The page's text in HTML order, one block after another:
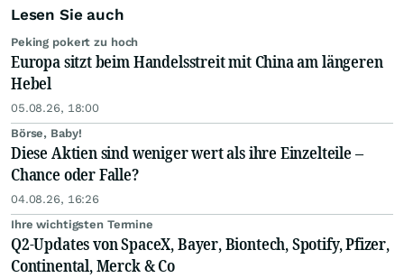
Lesen Sie auch
Peking pokert zu hoch
Europa sitzt beim Handelsstreit mit China am längeren
Hebel
05.08.26, 18:00
Börse, Baby!
Diese Aktien sind weniger wert als ihre Einzelteile –
Chance oder Falle?
04.08.26, 16:26
Ihre wichtigsten Termine
Q2-Updates von SpaceX, Bayer, Biontech, Spotify, Pfizer,
Continental, Merck & Co